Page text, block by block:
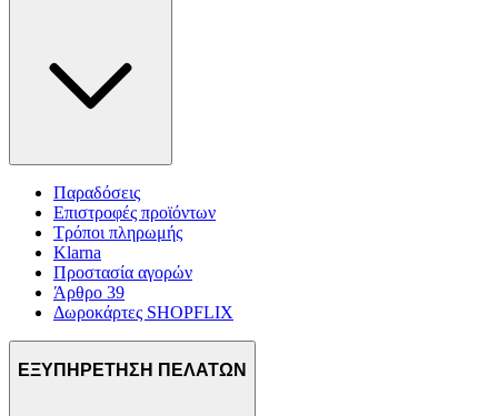
Παραδόσεις
Επιστροφές προϊόντων
Τρόποι πληρωμής
Klarna
Προστασία αγορών
Άρθρο 39
Δωροκάρτες SHOPFLIX
ΕΞΥΠΗΡΕΤΗΣΗ ΠΕΛΑΤΩΝ